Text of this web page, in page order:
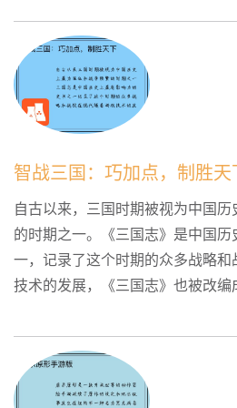
智战三国：巧加点，制胜天
自古以来，三国时期被视为中国
的时期之一。《三国志》是中国
一，记录了这个时期的众多战略
技术的发展，《三国志》也被改